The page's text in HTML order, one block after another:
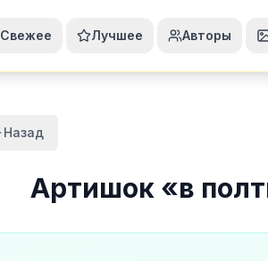
Свежее Лучшее Авторы
Назад
Артишок «в